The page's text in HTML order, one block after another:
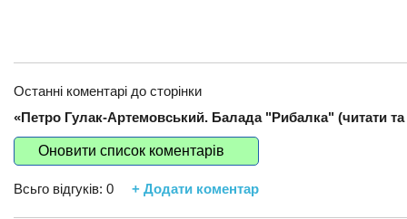
Останні коментарі до сторінки
«Петро Гулак-Артемовський. Балада "Рибалка" (читати та
Оновити список коментарів
Всьго відгуків: 0 + Додати коментар